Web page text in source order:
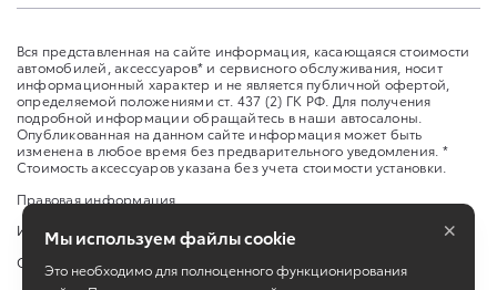
Вся представленная на сайте информация, касающаяся стоимости
автомобилей, аксессуаров* и сервисного обслуживания, носит
информационный характер и не является публичной офертой,
определяемой положениями ст. 437 (2) ГК РФ. Для получения
подробной информации обращайтесь в наши автосалоны.
Опубликованная на данном сайте информация может быть
изменена в любое время без предварительного уведомления. *
Стоимость аксессуаров указана без учета стоимости установки.
Правовая информация
Изменить настройку cookies
Сбросить cookie
Мы используем файлы cookie
Это необходимо для полноценного функционирования
×